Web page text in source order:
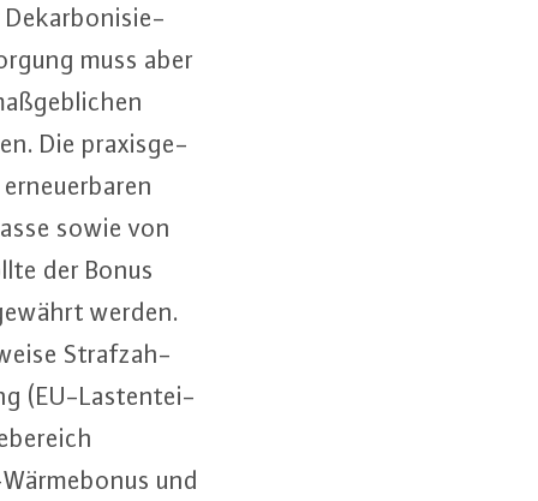
Dekar­bo­ni­sie­
muss aber
Die pra­xis­ge­
sowie von
der Bonus
werden.
Straf­zah­
(EU-Las­ten­tei­
und